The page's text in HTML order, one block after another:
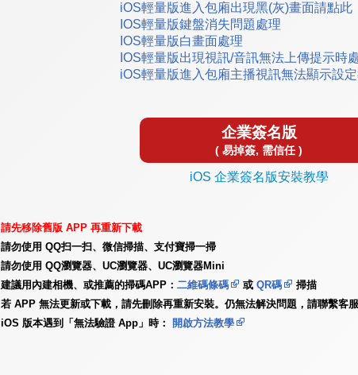
iOS輕量版進入包廂出現黑(灰)畫面請點此
IOS輕量版鍵盤消失問題處理
IOS輕量版白畫面處理
IOS輕量版出現視訊/音訊無法上傳提示時
iOS輕量版進入包廂主播視訊無法顯示設
企業簽名版
( 易掉簽, 需信任 )
iOS 企業簽名版安裝教學
請先移除舊版 APP 再重新下載
請勿使用 QQ扫一扫、微信掃描、支付寶掃一掃
請勿使用 QQ瀏覽器、UC瀏覽器、UC瀏覽器Mini
建議用內建相機、或推薦的掃碼APP： 二維碼條碼 或 QR碼
掃描
若 APP 無法更新或下載，請先刪除再重新安裝。仍無法解決問題，請聯繫客
iOS 版本遇到「無法驗證 App」時：
開啟方法教學